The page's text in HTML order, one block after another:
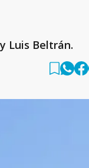
Luis Beltrán.